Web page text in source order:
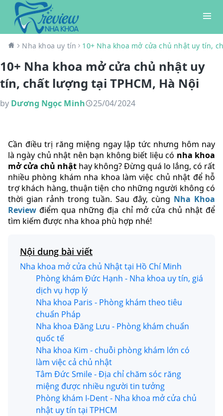
Nha khoa uy tín 10+ Nha khoa mở cửa chủ nhật uy tín,
10+ Nha khoa mở cửa chủ nhật uy
tín, chất lượng tại TPHCM, Hà Nội
by Dương Ngọc Minh 25/04/2024
Cần điều trị răng miệng ngay lập tức nhưng hôm nay
là ngày chủ nhật nên bạn không biết liệu có nha khoa
mở cửa chủ nhật hay không? Đừng quá lo lắng, có rất
nhiều phòng khám nha khoa làm việc chủ nhật để hỗ
trợ khách hàng, thuận tiện cho những người không có
thời gian rảnh trong tuần. Sau đây, cùng Nha Khoa
Review điểm qua những địa chỉ mở cửa chủ nhật để
tìm kiếm được nha khoa phù hợp nhé!
Nội dung bài viết
Nha khoa mở cửa chủ Nhật tại Hồ Chí Minh
Phòng khám Đức Hạnh - Nha khoa uy tín, giá
dịch vụ hợp lý
Nha khoa Paris - Phòng khám theo tiêu
chuẩn Pháp
Nha khoa Đăng Lưu - Phòng khám chuẩn
quốc tế
Nha khoa Kim - chuỗi phòng khám lớn có
làm việc cả chủ nhật
Tâm Đức Smile - Địa chỉ chăm sóc răng
miệng được nhiều người tin tưởng
Phòng khám I-Dent - Nha khoa mở cửa chủ
nhật uy tín tại TPHCM